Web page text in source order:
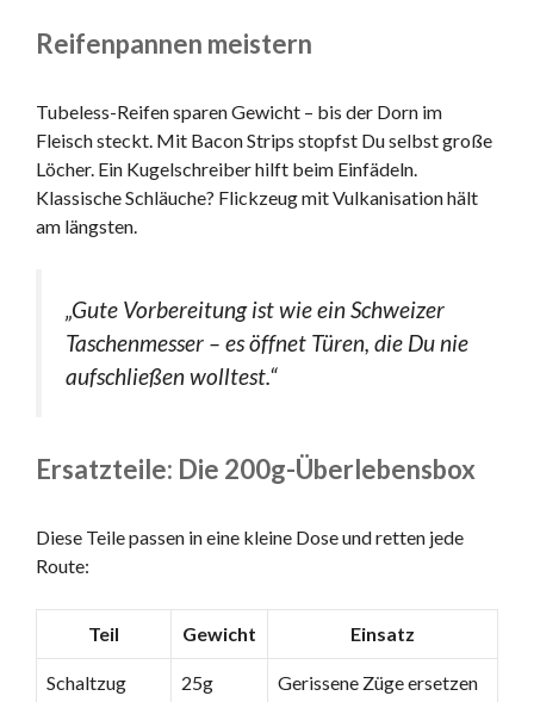
Reifenpannen meistern
Tubeless-Reifen sparen Gewicht – bis der Dorn im
Fleisch steckt. Mit Bacon Strips stopfst Du selbst große
Löcher. Ein Kugelschreiber hilft beim Einfädeln.
Klassische Schläuche? Flickzeug mit Vulkanisation hält
am längsten.
„Gute Vorbereitung ist wie ein Schweizer
Taschenmesser – es öffnet Türen, die Du nie
aufschließen wolltest.“
Ersatzteile: Die 200g-Überlebensbox
Diese Teile passen in eine kleine Dose und retten jede
Route:
Teil Gewicht Einsatz
Schaltzug 25g Gerissene Züge ersetzen